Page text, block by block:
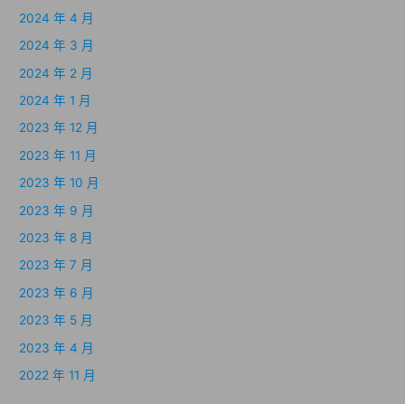
2024 年 4 月
2024 年 3 月
2024 年 2 月
2024 年 1 月
2023 年 12 月
2023 年 11 月
2023 年 10 月
2023 年 9 月
2023 年 8 月
2023 年 7 月
2023 年 6 月
2023 年 5 月
2023 年 4 月
2022 年 11 月